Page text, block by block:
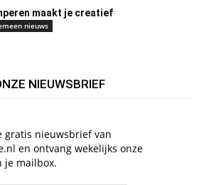
maakt je creatief
nieuws
NIEUWSBRIEF
gratis nieuwsbrief van
en ontvang wekelijks onze
je mailbox.